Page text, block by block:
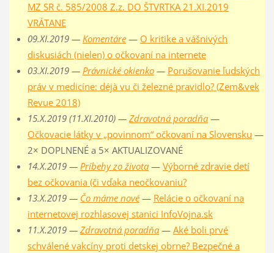
MZ SR č. 585/2008 Z.z. DO ŠTVRTKA 21.XI.2019
VRÁTANE
09.XI.2019 — Komentáre— O kritike a vášnivých
diskusiách (nielen) o očkovaní na internete
03.XI.2019 — Právnické okienko— Porušovanie ľudských
práv v medicíne: déjà vu či železné pravidlo? (Zem&vek
Revue 2018)
15.X.2019 (11.XI.2010) — Zdravotná poradňa—
Očkovacie látky v „povinnom“ očkovaní na Slovensku —
2× DOPLNENÉ a 5× AKTUALIZOVANÉ
14.X.2019 — Príbehy zo života— Výborné zdravie detí
bez očkovania (či vďaka neočkovaniu?
13.X.2019 — Čo máme nové— Relácie o očkovaní na
internetovej rozhlasovej stanici InfoVojna.sk
11.X.2019 — Zdravotná poradňa— Aké boli prvé
schválené vakcíny proti detskej obrne? Bezpečné a